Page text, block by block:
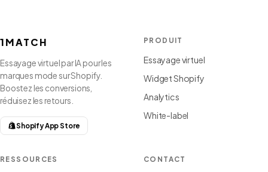
1MATCH
Essayage virtuel par IA pour les
marques mode sur Shopify.
Boostez les conversions,
réduisez les retours.
Shopify App Store
PRODUIT
Essayage virtuel
Widget Shopify
Analytics
White-label
RESSOURCES CONTACT